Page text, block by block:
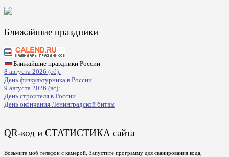
Ближайшие праздники
Ближайшие праздники России
8 августа 2026 (сб):
День физкультурника в России
9 августа 2026 (вс):
День строителя в России
День окончания Ленинградской битвы
QR-код и СТАТИСТИКА сайта
Возьмите моб телефон с камерой, Запустите программу для сканирования кода,